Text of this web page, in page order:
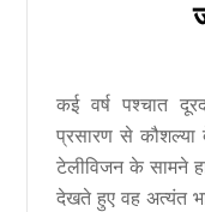
कई वर्ष पश्चात
प्रसारण से
टेलीविजन के सामने
देखते हुए वह अत्यंत